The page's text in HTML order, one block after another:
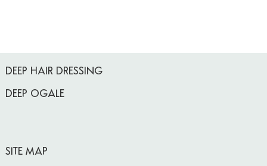
DEEP HAIR DRESSING
DEEP OGALE
SITE MAP